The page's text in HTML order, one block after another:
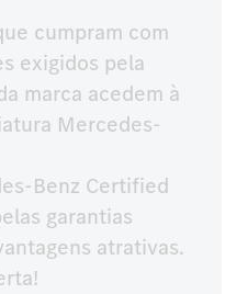
cumpram com
exigidos pela
marca acedem à
Mercedes-
Benz Certified
garantias
atrativas.